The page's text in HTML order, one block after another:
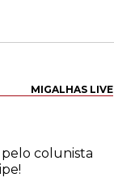
MIGALHAS LIVE
pelo colunista